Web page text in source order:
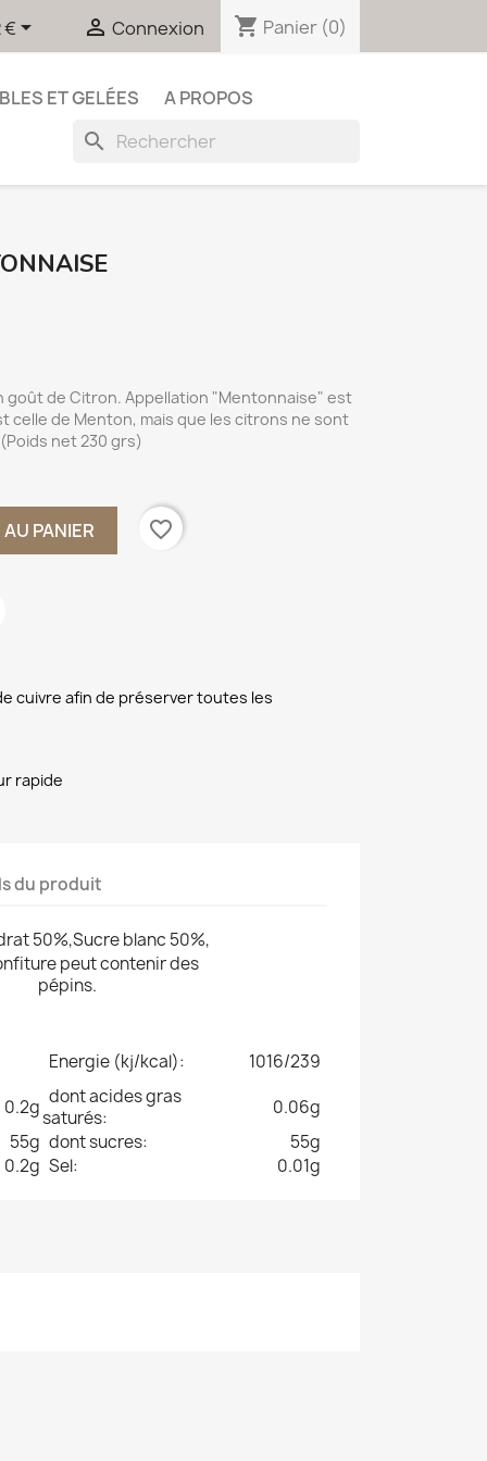
€  Connexion shopping_cart Panier (0)
ET GELÉES A PROPOS
search
goût de Citron. Appellation "Mentonnaise" est
celle de Menton, mais que les citrons ne sont
net 230 grs)
PANIER favorite_border
cuivre afin de préserver toutes les
rapide
du produit
50%,Sucre blanc 50%,
peut contenir des
pépins.
Energie (kj/kcal):
1016/239
0.2g dont acides gras
saturés:
0.06g
55g dont sucres:
55g
0.2g Sel: 0.01g